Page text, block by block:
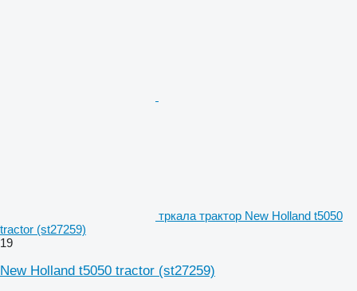
тркала трактор New Holland t5050
tractor (st27259)
19
New Holland t5050 tractor (st27259)